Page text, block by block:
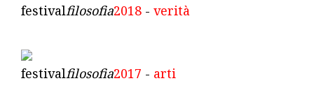
festivalfilosofia2018 - verità
festivalfilosofia2017 - arti